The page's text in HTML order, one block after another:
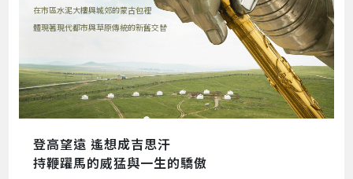
在市區水泥大樓與城郊的蒙古包裡
體現著現代都市與草原傳統的新舊交替
登高望遠 遙想成吉思汗
持鞭躍馬的威猛與一生的驕傲